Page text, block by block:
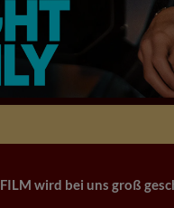
FILM wird bei uns groß